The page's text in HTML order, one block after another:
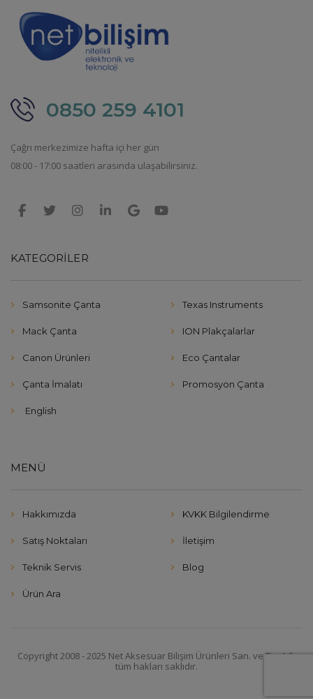
0850 259 4101
Çağrı merkezimize hafta içi her gün
08:00 - 17:00 saatleri arasında ulaşabilirsiniz.
KATEGORILER
Samsonite Çanta Texas Instruments
Mack Çanta ION Plakçalarlar
Canon Ürünleri Eco Çantalar
Çanta İmalatı Promosyon Çanta
English
MENÜ
Hakkımızda KVKK Bilgilendirme
Satış Noktaları İletişim
Teknik Servis Blog
Ürün Ara
Copyright 2008 - 2025 Net Aksesuar Bilişim Ürünleri San. ve Tic. A.Ş.
tüm hakları saklıdır.